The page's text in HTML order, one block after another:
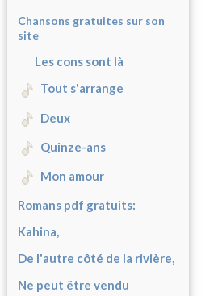
Chansons gratuites sur son
site
Les cons sont là
Tout s'arrange
Deux
Quinze-ans
Mon amour
Romans pdf gratuits:
Kahina,
De l'autre côté de la rivière,
Ne peut être vendu